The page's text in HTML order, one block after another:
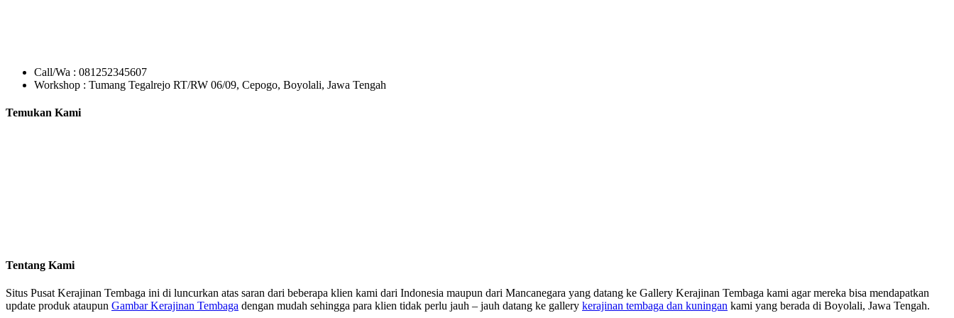
Call/Wa : 081252345607
Workshop : Tumang Tegalrejo RT/RW 06/09, Cepogo, Boyolali, Jawa Tengah
Temukan Kami
Tentang Kami
Situs Pusat Kerajinan Tembaga ini di luncurkan atas saran dari beberapa klien kami dari Indonesia maupun dari Mancanegara yang datang ke Gallery Kerajinan Tembaga kami agar mereka bisa mendapatkan
update produk ataupun Gambar Kerajinan Tembaga dengan mudah sehingga para klien tidak perlu jauh – jauh datang ke gallery kerajinan tembaga dan kuningan kami yang berada di Boyolali, Jawa Tengah.